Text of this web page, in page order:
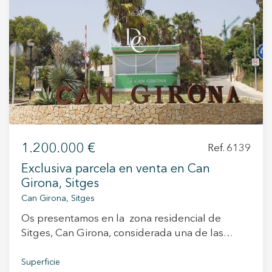
durante todo el día, y desde la vivienda se
podrán disfrutar de vistas lejanas al mar. Una
opción perfecta para quienes buscan
exclusividad, comodidad y una ubicación
privilegiada en Sitges.
1.200.000 € Ref. 6139
Exclusiva parcela en venta en Can
Girona, Sitges
Can Girona, Sitges
Os presentamos en la zona residencial de
Sitges, Can Girona, considerada una de las
localidad, una parcela de 1300 m2 que permite
Superficie